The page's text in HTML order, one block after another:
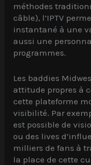
méthodes
câble), l’IPTV
instantané à une
aussi une
programmes.
Les baddies
attitude propres à
cette plateforme
visibilité. Par
est possible de
ou des lives
milliers de fans à
la place de cette